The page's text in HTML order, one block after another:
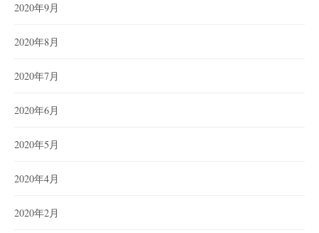
2020年9月
2020年8月
2020年7月
2020年6月
2020年5月
2020年4月
2020年2月